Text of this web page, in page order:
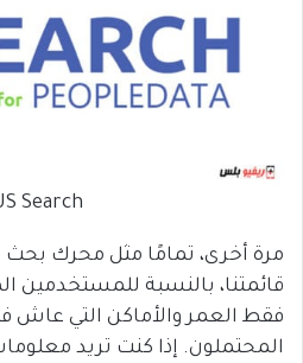
Search
مرة أخرى، تمامًا مثل محرك
قائمتنا، بالنسبة للمستخدمين
فقط العمر والأماكن التي عاش
المحتملون. إذا كنت تريد